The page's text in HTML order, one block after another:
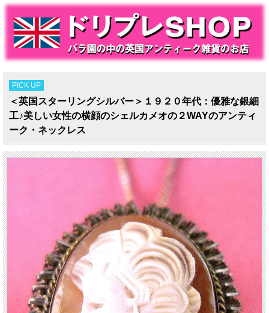
PICK UP
＜英国スターリングシルバー＞１９２０年代：優雅な銀細
工♪美しい女性の横顔のシェルカメオの２WAYのアンティ
ーク・ネックレス